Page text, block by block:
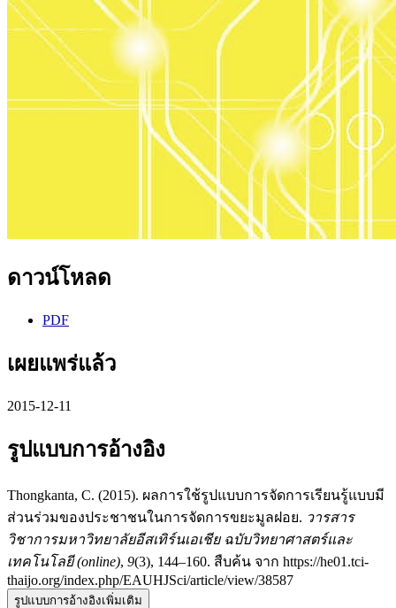
ดาวน์โหลด
PDF
เผยแพร่แล้ว
2015-12-11
รูปแบบการอ้างอิง
Thongkanta, C. (2015). ผลการใช้รูปแบบการจัดการเรียนรู้แบบมี
ส่วนร่วมของประชาชนในการจัดการขยะมูลฝอย. วารสาร
วิชาการมหาวิทยาลัยอีสเทิร์นเอเชีย ฉบับวิทยาศาสตร์และ
เทคโนโลยี (online), 9(3), 144–160. สืบค้น จาก https://he01.tci-
thaijo.org/index.php/EAUHJSci/article/view/38587
รูปแบบการอ้างอิงเพิ่มเติม